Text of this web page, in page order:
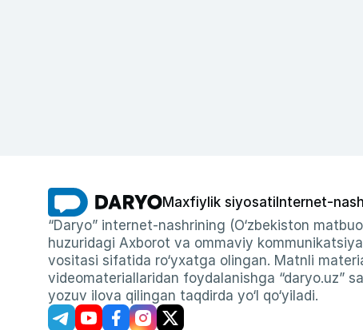
Maxfiylik siyosati Internet-
“Daryo” internet-nashrining (O‘zbekiston
huzuridagi Axborot va ommaviy
vositasi sifatida ro‘yxatga olingan. Matnli
videomateriallaridan foydalanishga “daryo.uz”
yozuv ilova qilingan taqdirda yo‘l qo‘yiladi.